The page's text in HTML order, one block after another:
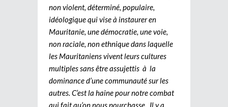
non violent, déterminé, populaire,
idéologique qui vise à instaurer en
Mauritanie, une démocratie, une voie,
non raciale, non ethnique dans laquelle
les Mauritaniens vivent leurs cultures
multiples sans être assujettis à la
dominance d’une communauté sur les
autres. C’est la haine pour notre combat
qui fait qu’on nous pourchasse. Il y a